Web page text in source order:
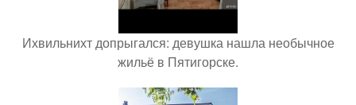
Ихвильнихт допрыгался: девушка нашла необычное
жильё в Пятигорске.